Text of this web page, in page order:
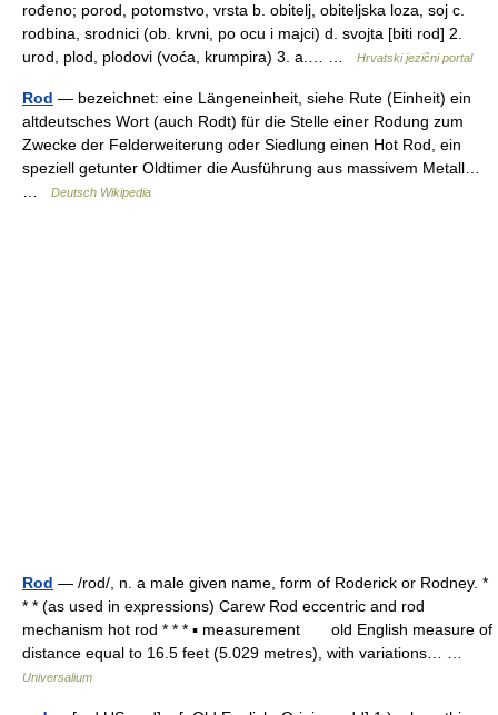
rođeno; porod, potomstvo, vrsta b. obitelj, obiteljska loza, soj c.
rodbina, srodnici (ob. krvni, po ocu i majci) d. svojta [biti rod] 2.
urod, plod, plodovi (voća, krumpira) 3. a.… …
Hrvatski jezični portal
Rod — bezeichnet: eine Längeneinheit, siehe Rute (Einheit) ein
altdeutsches Wort (auch Rodt) für die Stelle einer Rodung zum
Zwecke der Felderweiterung oder Siedlung einen Hot Rod, ein
speziell getunter Oldtimer die Ausführung aus massivem Metall…
Deutsch Wikipedia
Rod — /rod/, n. a male given name, form of Roderick or Rodney. *
* * (as used in expressions) Carew Rod eccentric and rod
mechanism hot rod * * * ▪ measurement old English measure of
distance equal to 16.5 feet (5.029 metres), with variations… …
Universalium